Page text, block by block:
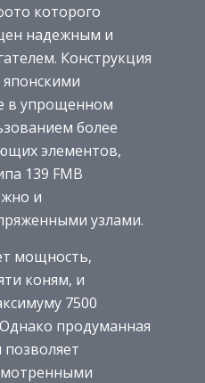
которого
надежным и
Конструкция
в упрощенном
более
элементов,
139 FMB
и
узлами.
мощность,
коням, и
7500
продуманная
позволяет